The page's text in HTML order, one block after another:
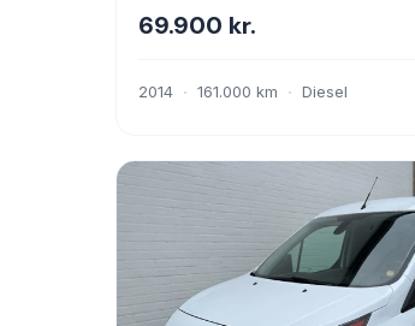
69.900 kr.
2014 161.000 km Diesel